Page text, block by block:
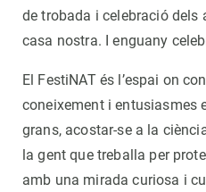
de trobada i celebració dels
casa nostra. I enguany
El FestiNAT és l’espai on
coneixement i entusiasmes
grans, acostar-se a la
la gent que treballa per
amb una mirada curiosa i